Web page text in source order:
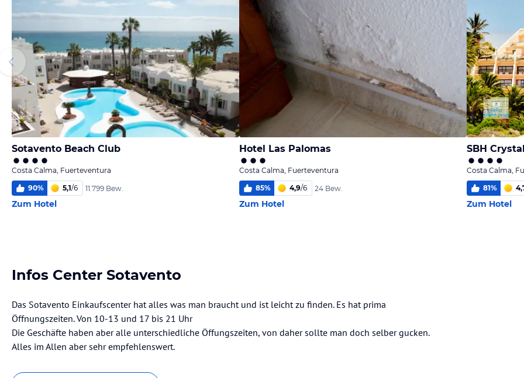
Sotavento Beach Club
Costa Calma, Fuerteventura
90% 5,1/6 11.799 Bew.
Zum Hotel
Hotel Las Palomas
Costa Calma, Fuerteventura
85% 4,9/6 24 Bew.
Zum Hotel
SBH
Costa Calma,
81%
Zum Hotel
Infos Center Sotavento
Das Sotavento Einkaufscenter hat alles was man braucht und ist leicht zu finden. Es hat prima
Öffnungszeiten. Von 10-13 und 17 bis 21 Uhr
Die Geschäfte haben aber alle unterschiedliche Öffungszeiten, von daher sollte man doch selber gucken.
Alles im Allen aber sehr empfehlenswert.